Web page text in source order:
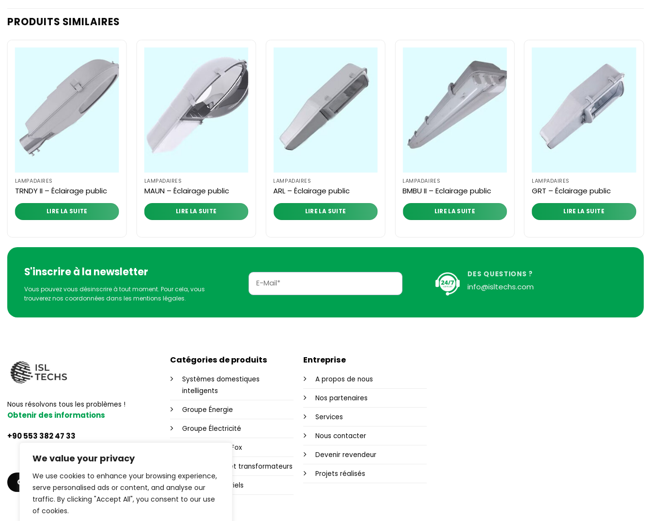
We value your privacy
We use cookies to enhance your browsing experience,
serve personalised ads or content, and analyse our
traffic. By clicking "Accept All", you consent to our use
of cookies.
PRODUITS SIMILAIRES
LAMPADAIRES
TRNDY II – Éclairage public
LIRE LA SUITE
LAMPADAIRES
MAUN – Éclairage public
LIRE LA SUITE
LAMPADAIRES
ARL – Éclairage public
LIRE LA SUITE
LAMPADAIRES
BMBU II – Eclairage public
LIRE LA SUITE
LAMPADAIRES
GRT – Éclairage public
LIRE LA SUITE
S'inscrire à la newsletter
Vous pouvez vous désinscrire à tout moment. Pour cela, vous
trouverez nos coordonnées dans les mentions légales.
DES QUESTIONS ?
info@isltechs.com
Nous résolvons tous les problèmes !
Obtenir des informations
+90 553 382 47 33
OBTENIR UN DEVIS
Catégories de produits
Systèmes domestiques
intelligents
Groupe Énergie
Groupe Électricité
Contrôle Wi-Fi Fox
Alimentations et transformateurs
Produits industriels
Entreprise
A propos de nous
Nos partenaires
Services
Nous contacter
Devenir revendeur
Projets réalisés